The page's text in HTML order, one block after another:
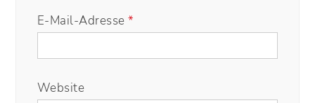
E-Mail-Adresse*
Website